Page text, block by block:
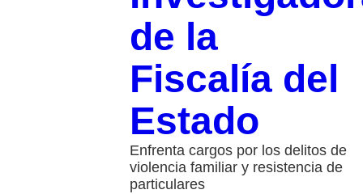
de la
Fiscalía del
Estado
Enfrenta cargos por los delitos de
violencia familiar y resistencia de
particulares